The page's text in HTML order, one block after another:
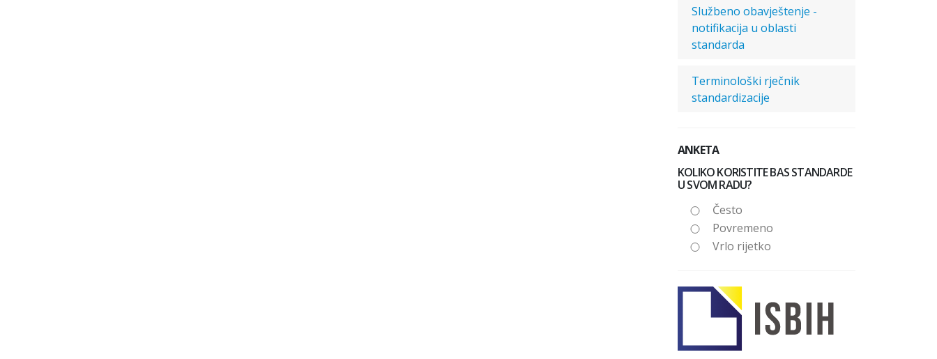
Službeno obavještenje -
notifikacija u oblasti
standarda
Terminološki rječnik
standardizacije
ANKETA
KOLIKO KORISTITE BAS STANDARDE
U SVOM RADU?
Često
Povremeno
Vrlo rijetko